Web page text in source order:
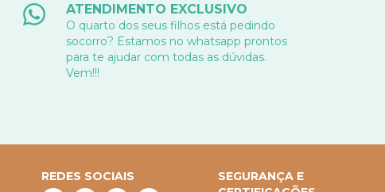
ATENDIMENTO EXCLUSIVO
O quarto dos seus filhos está pedindo
socorro? Estamos no whatsapp prontos
para te ajudar com todas as dúvidas.
Vem!!!
REDES SOCIAIS
SEGURANÇA E